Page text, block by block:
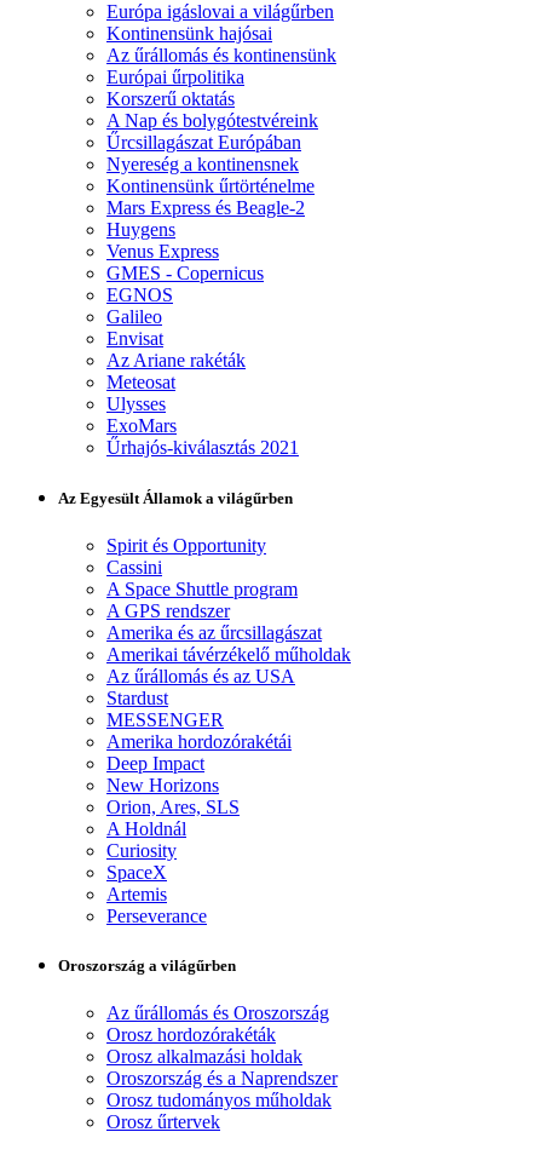
Európa igáslovai a világűrben
Kontinensünk hajósai
Az űrállomás és kontinensünk
Európai űrpolitika
Korszerű oktatás
A Nap és bolygótestvéreink
Űrcsillagászat Európában
Nyereség a kontinensnek
Kontinensünk űrtörténelme
Mars Express és Beagle-2
Huygens
Venus Express
GMES - Copernicus
EGNOS
Galileo
Envisat
Az Ariane rakéták
Meteosat
Ulysses
ExoMars
Űrhajós-kiválasztás 2021
Az Egyesült Államok a világűrben
Spirit és Opportunity
Cassini
A Space Shuttle program
A GPS rendszer
Amerika és az űrcsillagászat
Amerikai távérzékelő műholdak
Az űrállomás és az USA
Stardust
MESSENGER
Amerika hordozórakétái
Deep Impact
New Horizons
Orion, Ares, SLS
A Holdnál
Curiosity
SpaceX
Artemis
Perseverance
Oroszország a világűrben
Az űrállomás és Oroszország
Orosz hordozórakéták
Orosz alkalmazási holdak
Oroszország és a Naprendszer
Orosz tudományos műholdak
Orosz űrtervek